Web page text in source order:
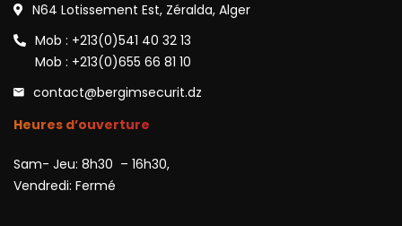
N64 Lotissement Est, Zéralda, Alger
Mob : +213(0)541 40 32 13
Mob : +213(0)655 66 81 10
contact@bergimsecurit.dz
Heures d’ouverture
Sam- Jeu: 8h30 – 16h30,
Vendredi: Fermé